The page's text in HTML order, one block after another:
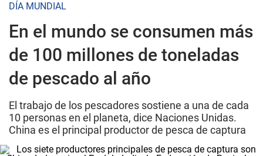
DÍA MUNDIAL
En el mundo se consumen más
de 100 millones de toneladas
de pescado al año
El trabajo de los pescadores sostiene a una de cada
10 personas en el planeta, dice Naciones Unidas.
China es el principal productor de pesca de captura